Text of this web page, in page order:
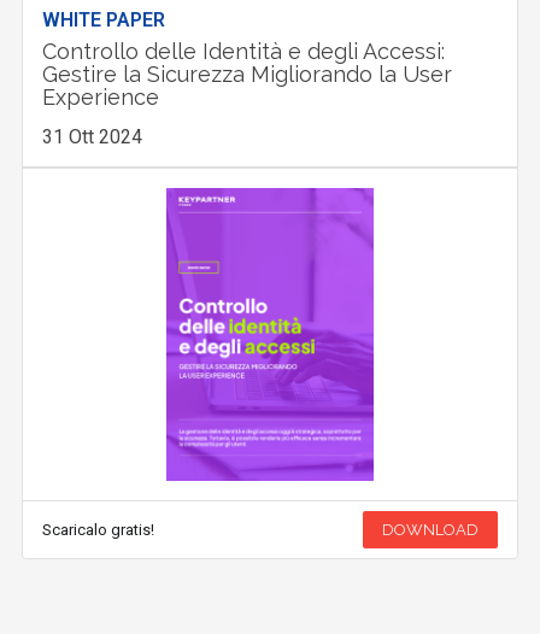
WHITE PAPER
Controllo delle Identità e degli Accessi:
Gestire la Sicurezza Migliorando la User
Experience
31 Ott 2024
Scaricalo gratis! DOWNLOAD